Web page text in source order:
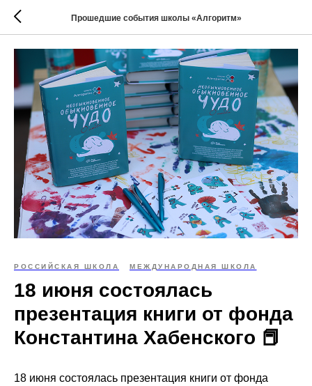
Прошедшие события школы «Алгоритм»
РОССИЙСКАЯ ШКОЛА МЕЖДУНАРОДНАЯ ШКОЛА
18 июня состоялась
презентация книги от фонда
Константина Хабенского 📕
18 июня состоялась презентация книги от фонда